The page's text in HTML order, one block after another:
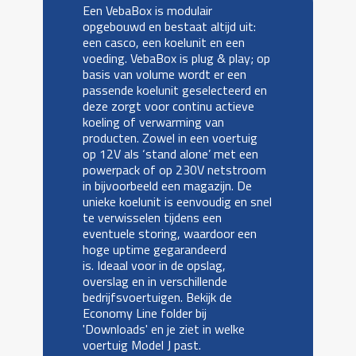
Een VebaBox is modulair
opgebouwd en bestaat altijd uit:
een casco, een koelunit en een
voeding. VebaBox is plug & play; op
basis van volume wordt er een
passende koelunit geselecteerd en
deze zorgt voor continu actieve
koeling of verwarming van
producten. Zowel in een voertuig
op 12V als ‘stand alone’ met een
powerpack of op 230V netstroom
in bijvoorbeeld een magazijn. De
unieke koelunit is eenvoudig en snel
te verwisselen tijdens een
eventuele storing, waardoor een
hoge uptime gegarandeerd
is. Ideaal voor in de opslag,
overslag en in verschillende
bedrijfsvoertuigen. Bekijk de
Economy Line folder bij
'Downloads' en je ziet in welke
voertuig Model J past.